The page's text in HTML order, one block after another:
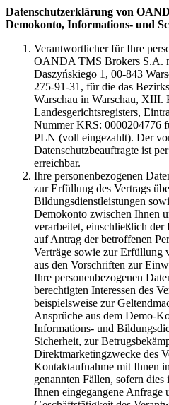
Datenschutzerklärung von
Demokonto, Informations- und
Verantwortlicher für Ihre
OANDA TMS Brokers S.A.
Daszyńskiego 1, 00-843
275-91-31, für die das
Warschau in Warschau, XIII.
Landesgerichtsregisters,
Nummer KRS: 0000204776
PLN (voll eingezahlt). Der
Datenschutzbeauftragte ist
erreichbar.
Ihre personenbezogenen
zur Erfüllung des Vertrags
Bildungsdienstleistungen
Demokonto zwischen Ihnen
verarbeitet, einschließlich
auf Antrag der betroffenen
Verträge sowie zur Erfüllung
aus den Vorschriften zur
Ihre personenbezogenen
berechtigten Interessen des
beispielsweise zur
Ansprüche aus dem Demo-
Informations- und
Sicherheit, zur
Direktmarketingzwecke des
Kontaktaufnahme mit Ihnen
genannten Fällen, sofern
Ihnen eingegangene Anfrage